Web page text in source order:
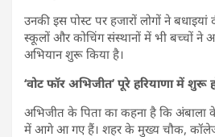
उनकी इस पोस्ट पर हजारों लोगों ने बधाइयां
स्कूलों और कोचिंग संस्थानों में भी बच्चों ने
अभियान शुरू किया है।
‘वोट फॉर अभिजीत’ पूरे हरियाणा में शुरू
अभिजीत के पिता का कहना है कि अंबाला
में आगे आ गए हैं। शहर के मुख्य चौक, कॉलेजों